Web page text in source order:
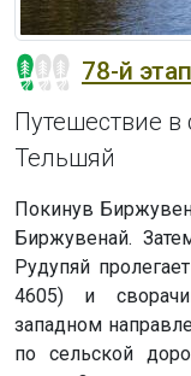
78-й
Путешествие
Тельшяй
Покинув
Биржувенай.
Рудупяй
4605) и
западном
по сельской